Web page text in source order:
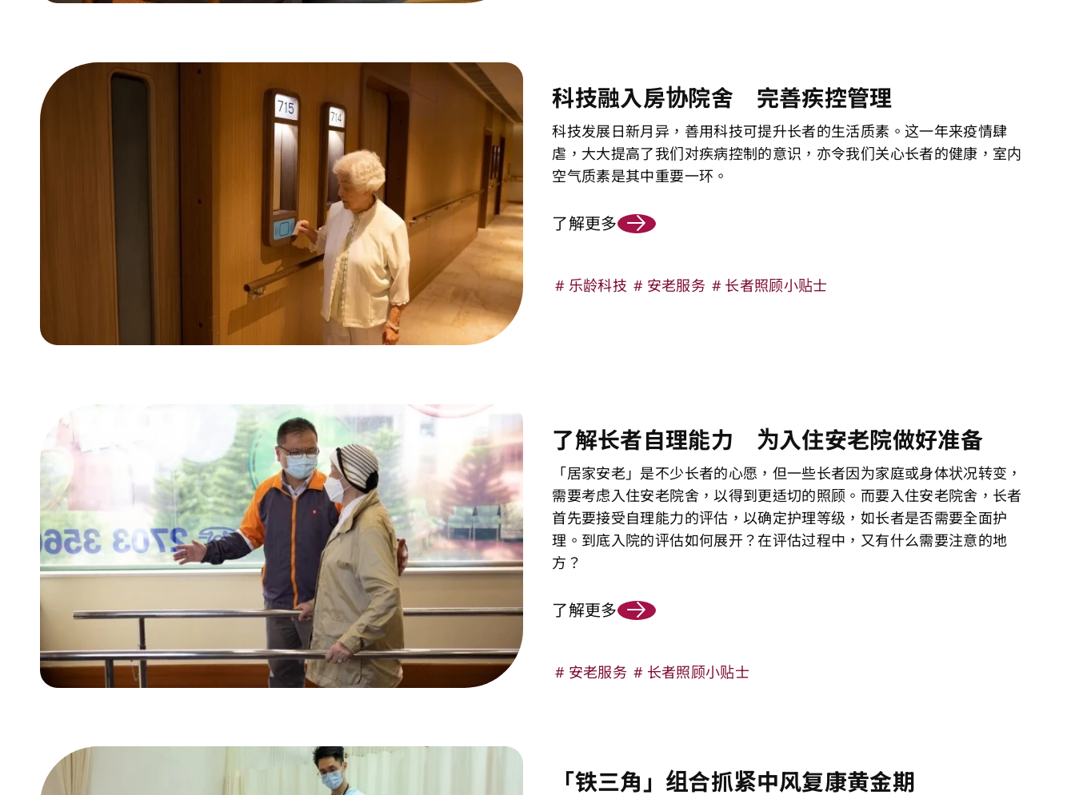
科技融入房协院舍 完善疾控管理
科技发展日新月异，善用科技可提升长者的生活质素。这一年来疫情肆
虐，大大提高了我们对疾病控制的意识，亦令我们关心长者的健康，室内
空气质素是其中重要一环。
了解更多
乐龄科技 安老服务 长者照顾小贴士
了解长者自理能力 为入住安老院做好准备
「居家安老」是不少长者的心愿，但一些长者因为家庭或身体状况转变，
需要考虑入住安老院舍，以得到更适切的照顾。而要入住安老院舍，长者
首先要接受自理能力的评估，以确定护理等级，如长者是否需要全面护
理。到底入院的评估如何展开？在评估过程中，又有什么需要注意的地
方？
了解更多
安老服务 长者照顾小贴士
「铁三角」组合抓紧中风复康黄金期